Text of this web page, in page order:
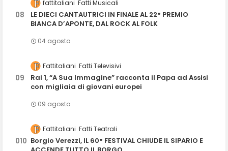
fattitaliani Fatti Musicali
LE DIECI CANTAUTRICI IN FINALE AL 22° PREMIO
BIANCA D’APONTE, DAL ROCK AL FOLK
04 agosto
Fattitaliani Fatti Televisivi
Rai 1, “A Sua Immagine” racconta il Papa ad Assisi
con migliaia di giovani europei
09 agosto
Fattitaliani Fatti Teatrali
Borgio Verezzi, IL 60° FESTIVAL CHIUDE IL SIPARIO E